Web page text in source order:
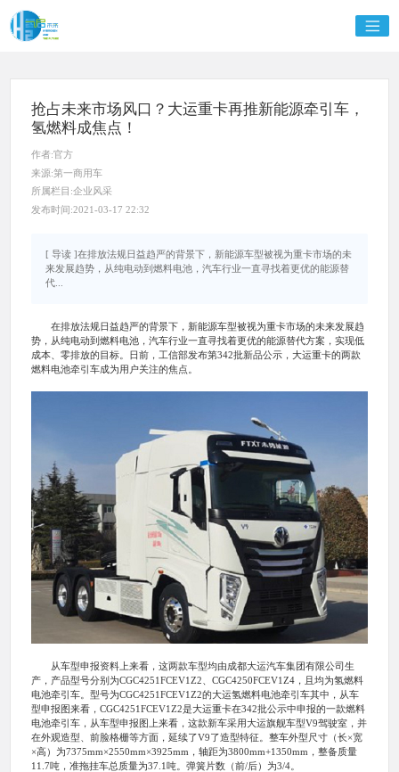
抢占未来市场风口？大运重卡再推新能源牵引车，
氢燃料成焦点！
作者:官方
来源:第一商用车
所属栏目:企业风采
发布时间:2021-03-17 22:32
[ 导读 ]在排放法规日益趋严的背景下，新能源车型被视为重卡市场的未
来发展趋势，从纯电动到燃料电池，汽车行业一直寻找着更优的能源替
代...
在排放法规日益趋严的背景下，新能源车型被视为重卡市场的未来发展趋
势，从纯电动到燃料电池，汽车行业一直寻找着更优的能源替代方案，实现低
成本、零排放的目标。日前，工信部发布第342批新品公示，大运重卡的两款
燃料电池牵引车成为用户关注的焦点。
从车型申报资料上来看，这两款车型均由成都大运汽车集团有限公司生
产，产品型号分别为CGC4251FCEV1Z2、CGC4250FCEV1Z4，且均为氢燃料
电池牵引车。型号为CGC4251FCEV1Z2的大运氢燃料电池牵引车其中，从车
型申报图来看，CGC4251FCEV1Z2是大运重卡在342批公示中申报的一款燃料
电池牵引车，从车型申报图上来看，这款新车采用大运旗舰车型V9驾驶室，并
在外观造型、前脸格栅等方面，延续了V9了造型特征。整车外型尺寸（长×宽
×高）为7375mm×2550mm×3925mm，轴距为3800mm+1350mm，整备质量
11.7吨，准拖挂车总质量为37.1吨。弹簧片数（前/后）为3/4。